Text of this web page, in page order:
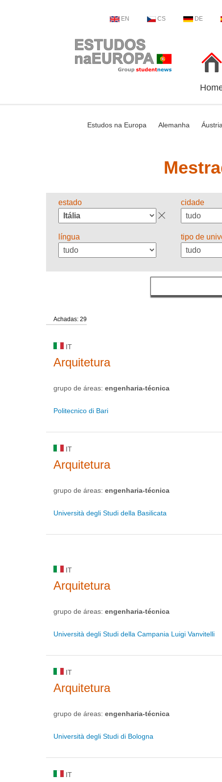
EN CS DE
Estudos na Europa Alemanha Áustria
estado cidade
língua tipo de
Achadas: 29
IT
Arquitetura
grupo de áreas: engenharia-técnica
Politecnico di Bari
IT
Arquitetura
grupo de áreas: engenharia-técnica
Università degli Studi della Basilicata
IT
Arquitetura
grupo de áreas: engenharia-técnica
Università degli Studi della Campania Luigi Vanvitelli
IT
Arquitetura
grupo de áreas: engenharia-técnica
Università degli Studi di Bologna
IT